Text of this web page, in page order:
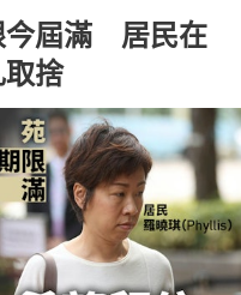
今屆滿 居民在
捨